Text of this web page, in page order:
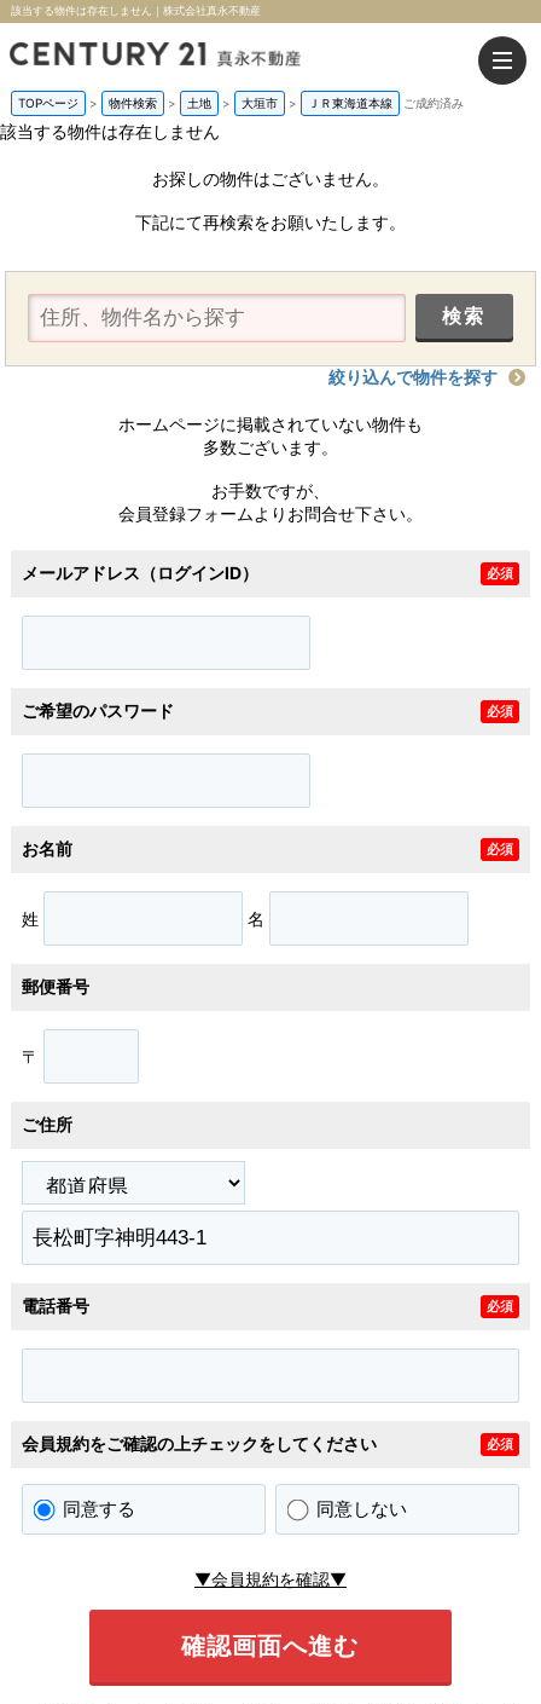
該当する物件は存在しません｜株式会社真永不動産
TOPページ > 物件検索 > 土地 > 大垣市 > ＪＲ東海道本線 ご成約済み
該当する物件は存在しません
お探しの物件はございません。
下記にて再検索をお願いたします。
絞り込んで物件を探す
ホームページに掲載されていない物件も
多数ございます。
お手数ですが、
会員登録フォームよりお問合せ下さい。
メールアドレス（ログインID） 必須
ご希望のパスワード 必須
お名前 必須
姓 名
郵便番号
〒
ご住所
電話番号 必須
会員規約をご確認の上チェックをしてください 必須
同意する 同意しない
▼会員規約を確認▼